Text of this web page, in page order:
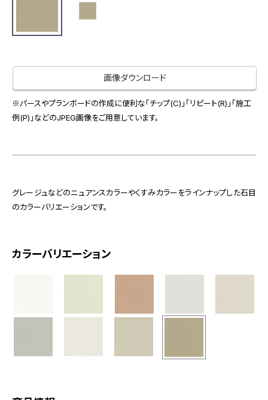
お役立ち資料
サンプル・カタログ請求／お問い合わせ（ビジネスのお客様）
スペースソリューション事業
オフィスソリューション事業
会社情報
画像ダウンロード
※パースやプランボードの作成に便利な「チップ(C)」「リピート(R)」「施工
例(P)」などのJPEG画像をご用意しています。
グレージュなどのニュアンスカラーやくすみカラーをラインナップした石目
のカラーバリエーションです。
カラーバリエーション